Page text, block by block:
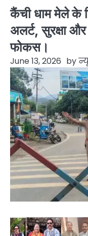
कैंची धाम मेले के
अलर्ट, सुरक्षा और
फोकस।
June 13, 2026 by